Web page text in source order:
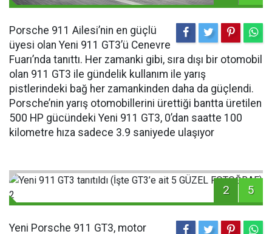
Porsche 911 Ailesi’nin en güçlü
üyesi olan Yeni 911 GT3’ü Cenevre
Fuarı’nda tanıttı. Her zamanki gibi, sıra dışı bir otomobil
olan 911 GT3 ile gündelik kullanım ile yarış
pistlerindeki bağ her zamankinden daha da güçlendi.
Porsche’nin yarış otomobillerini ürettiği bantta üretilen
500 HP gücündeki Yeni 911 GT3, 0’dan saatte 100
kilometre hıza sadece 3.9 saniyede ulaşıyor
2 5
Yeni Porsche 911 GT3, motor